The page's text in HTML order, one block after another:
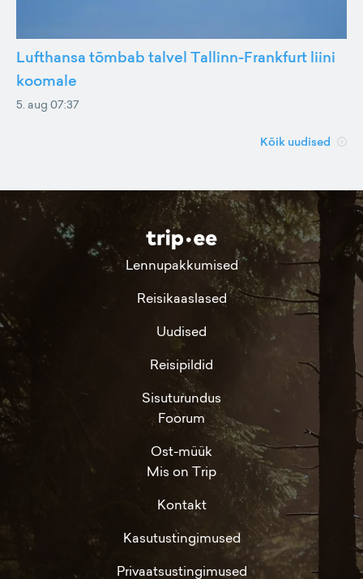
Lufthansa tõmbab talvel Tallinn-Frankfurt liini
koomale
5. aug 07:37
Kõik uudised
Lennupakkumised
Reisikaaslased
Uudised
Reisipildid
Sisuturundus
Foorum
Ost-müük
Mis on Trip
Kontakt
Kasutustingimused
Privaatsustingimused